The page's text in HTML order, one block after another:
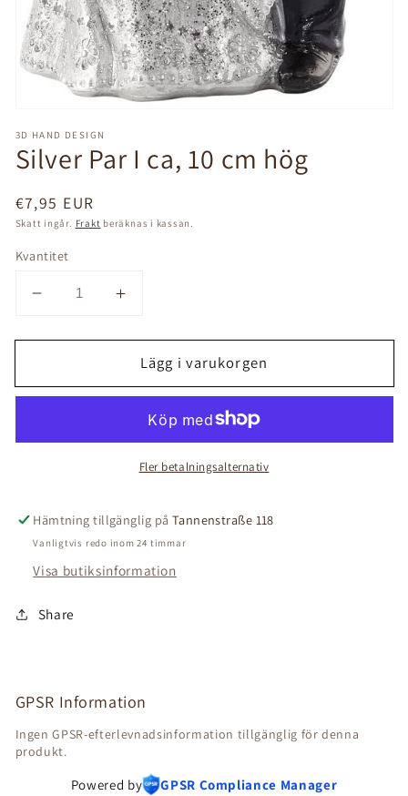
3D HAND DESIGN
Silver Par I ca, 10 cm hög
Ordinarie
pris
€7,95 EUR
Skatt ingår. Frakt beräknas i kassan.
Kvantitet
Minska
för
Par
10
Öka
för
Silver
Par
10
cm
Lägg i varukorgen
Fler betalningsalternativ
Hämtning tillgänglig på Tannenstraße 118
Vanligtvis redo inom 24 timmar
Visa butiksinformation
Share
GPSR Information
Ingen GPSR-efterlevnadsinformation tillgänglig för denna
produkt.
Powered by GPSR Compliance Manager